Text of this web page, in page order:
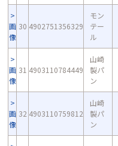
画
像
30 4902751356329
モン
テー
ル
画
像
31 4903110784449
山崎
製パ
ン
画
像
32 4903110759812
山崎
製パ
ン